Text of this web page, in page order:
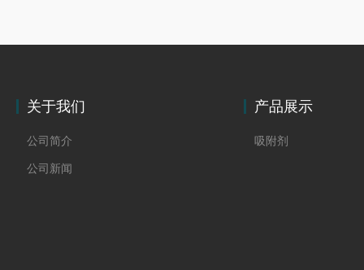
关于我们
公司简介
公司新闻
产品展示
吸附剂